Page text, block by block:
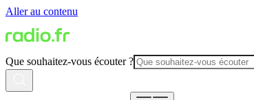
Aller au contenu
Que souhaitez-vous écouter ?